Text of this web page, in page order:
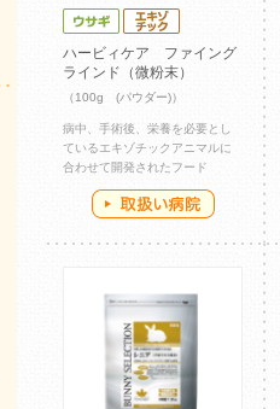
ハービィケア ファイング
ラインド（微粉末）
（100g (パウダー)）
病中、手術後、栄養を必要とし
ているエキゾチックアニマルに
合わせて開発されたフード